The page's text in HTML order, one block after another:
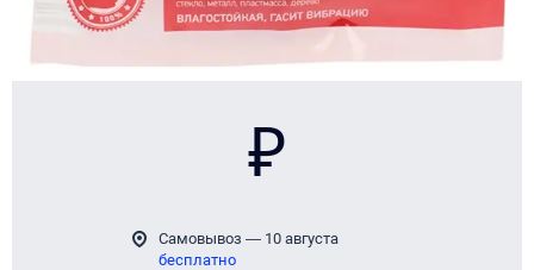
₽
Самовывоз — 10 августа
бесплатно